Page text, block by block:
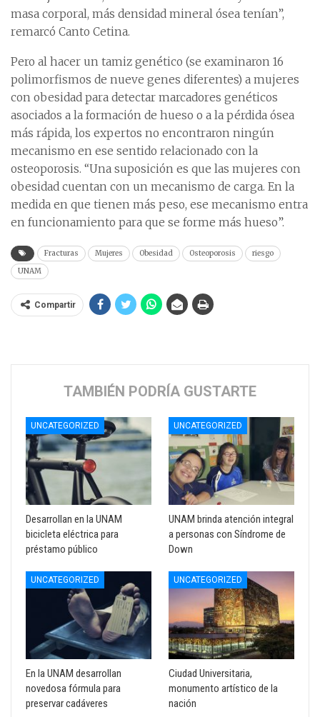
masa corporal, más densidad mineral ósea tenían”,
remarcó Canto Cetina.
Pero al hacer un tamiz genético (se examinaron 16
polimorfismos de nueve genes diferentes) a mujeres
con obesidad para detectar marcadores genéticos
asociados a la formación de hueso o a la pérdida ósea
más rápida, los expertos no encontraron ningún
mecanismo en ese sentido relacionado con la
osteoporosis. “Una suposición es que las mujeres con
obesidad cuentan con un mecanismo de carga. En la
medida en que tienen más peso, ese mecanismo entra
en funcionamiento para que se forme más hueso”.
Fracturas Mujeres Obesidad Osteoporosis
riesgo
UNAM
Compartir
TAMBIÉN PODRÍA GUSTARTE
UNCATEGORIZED
Desarrollan en la UNAM
bicicleta eléctrica para
préstamo público
UNCATEGORIZED
UNAM brinda atención integral
a personas con Síndrome de
Down
UNCATEGORIZED
En la UNAM desarrollan
novedosa fórmula para
preservar cadáveres
UNCATEGORIZED
Ciudad Universitaria,
monumento artístico de la
nación